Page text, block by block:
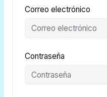
Correo electrónico
Contraseña